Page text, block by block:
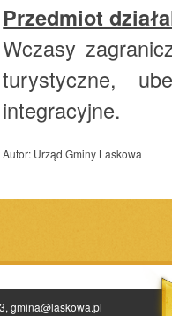
Przedmiot
Wczasy
turystyczne,
integracyjne.
Autor: Urząd Gminy Laskowa
gmina@laskowa.pl